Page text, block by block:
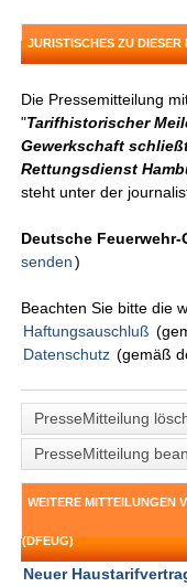
JURISTISCHES ZU
Die Pressemitteilung
"Tarifhistorischer
Gewerkschaft
Rettungsdienst
steht unter der
Deutsche
senden )
Beachten Sie bitte die
Haftungsauschluß
Datenschutz (gemäß
PresseMitteilung
PresseMitteilung
WEITERE MITTEILUNGEN
(DFEUG)
Neuer